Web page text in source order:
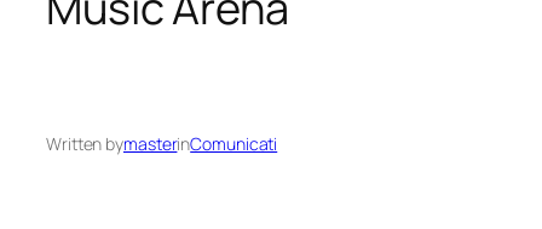
Written bymasterinComunicati